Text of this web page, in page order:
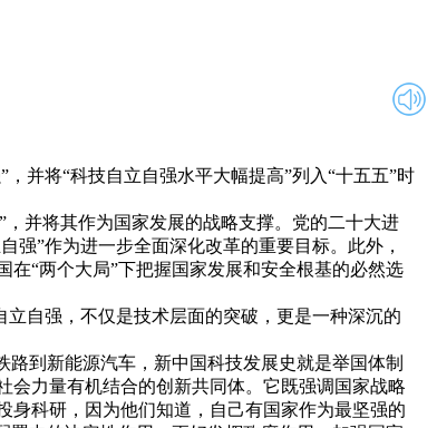
并将“科技自立自强水平大幅提高”列入“十五五”时
并将其作为国家发展的战略支撑。党的二十大进
强”作为进一步全面深化改革的重要目标。此外，
“两个大局”下把握国家发展和安全根基的必然选
自强，不仅是技术层面的突破，更是一种深沉的
到新能源汽车，新中国科技发展史就是举国体制
会力量有机结合的创新共同体。它既强调国家战略
身科研，因为他们知道，自己有国家作为最坚强的